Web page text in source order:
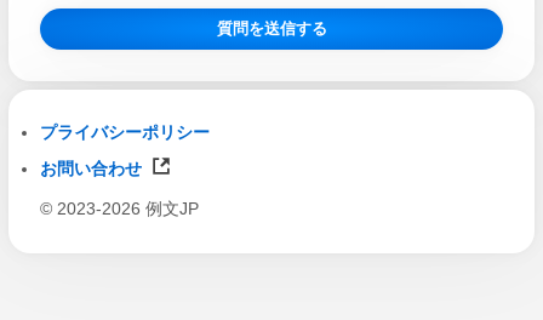
質問を送信する
プライバシーポリシー
お問い合わせ
© 2023-2026 例文JP